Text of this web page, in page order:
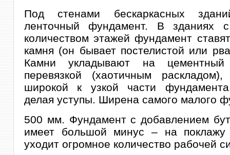
Под стенами бескаркасных
ленточный фундамент. В зданиях
количеством этажей фундамент
камня (он бывает постелистой или
Камни укладывают на
перевязкой (хаотичным
широкой к узкой части
делая уступы. Ширена самого малого
500 мм. Фундамент с добавлением
имеет большой минус – на поклажу
уходит огромное количество рабочей